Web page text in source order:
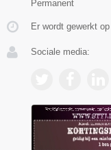
Permanent
Er wordt gewerkt op
Sociale media: